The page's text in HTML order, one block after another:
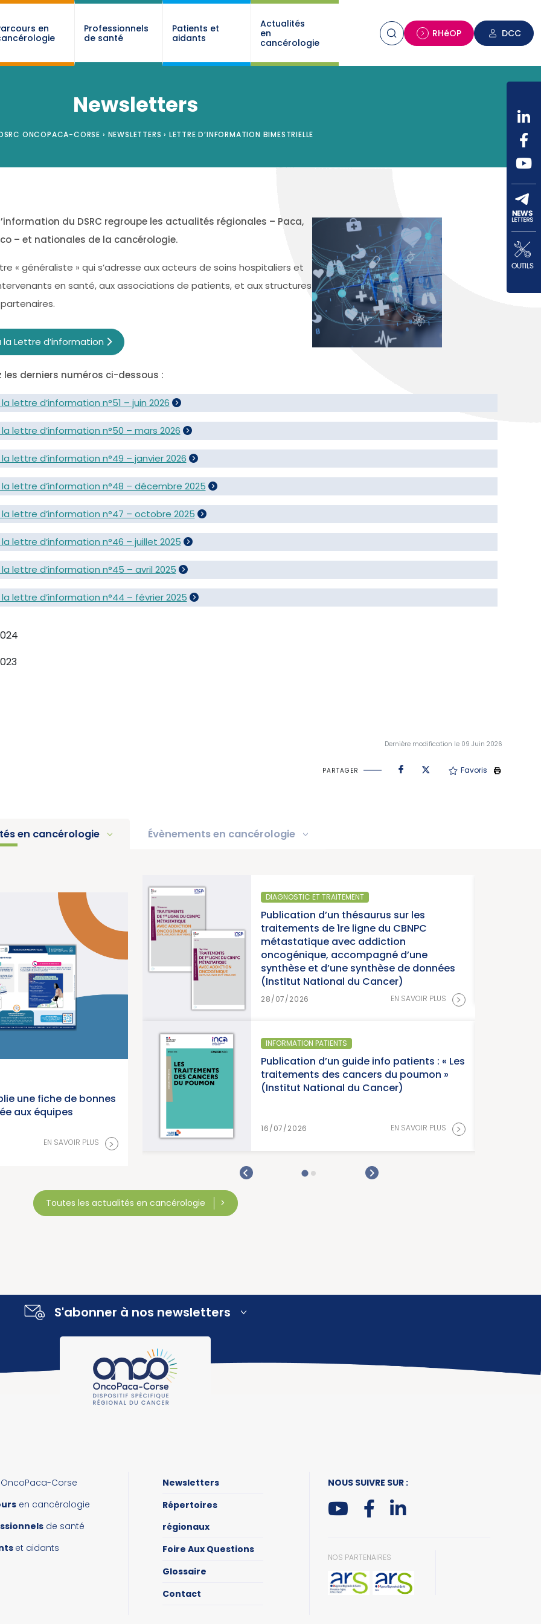
en
Professionnels
de santé
Patients et
aidants
Actualités
en
cancérologie
RHéOP DCC
Newsletters
ONCOPACA-CORSE › NEWSLETTERS › LETTRE D’INFORMATION BIMESTRIELLE
du DSRC regroupe les actualités régionales – Paca,
– et nationales de la cancérologie.
« généraliste » qui s’adresse aux acteurs de soins hospitaliers et
en santé, aux associations de patients, et aux structures
la Lettre d’information
les derniers numéros ci-dessous :
lettre d’information n°51 – juin 2026
lettre d’information n°50 – mars 2026
lettre d’information n°49 – janvier 2026
lettre d’information n°48 – décembre 2025
lettre d’information n°47 – octobre 2025
lettre d’information n°46 – juillet 2025
lettre d’information n°45 – avril 2025
lettre d’information n°44 – février 2025
Dernière modification le 09 Juin 2026
PARTAGER Favoris
en cancérologie Évènements en cancérologie
une fiche de bonnes
aux équipes
EN SAVOIR PLUS >
d’activité 2025 « Une
pour la lutte contre les
National du Cancer)
EN SAVOIR PLUS
des cancers en
DIAGNOSTIC ET TRAITEMENT
Publication d’un thésaurus sur les
traitements de 1re ligne du CBNPC
métastatique avec addiction
oncogénique, accompagné d’une
synthèse et d’une synthèse de données
(Institut National du Cancer)
28/07/2026 EN SAVOIR PLUS >
INFORMATION PATIENTS
Publication d’un guide info patients : « Les
traitements des cancers du poumon »
(Institut National du Cancer)
16/07/2026 EN SAVOIR PLUS >
Toutes les actualités en cancérologie
S'abonner à nos newsletters
OncoPaca-Corse
en cancérologie
de santé
et aidants
Newsletters
Répertoires
régionaux
Foire Aux Questions
Glossaire
Contact
NOUS SUIVRE SUR :
NOS PARTENAIRES